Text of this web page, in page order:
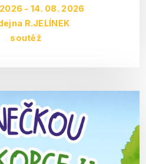
-14. 08. 2026
R.JELÍNEK
soutěž